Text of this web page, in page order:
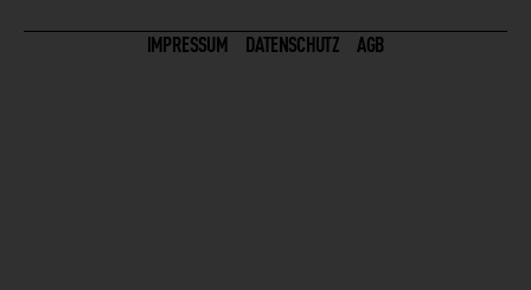
IMPRESSUM DATENSCHUTZ AGB